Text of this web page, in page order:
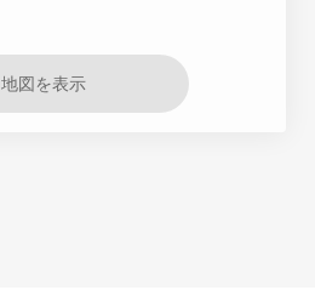
地図を表示